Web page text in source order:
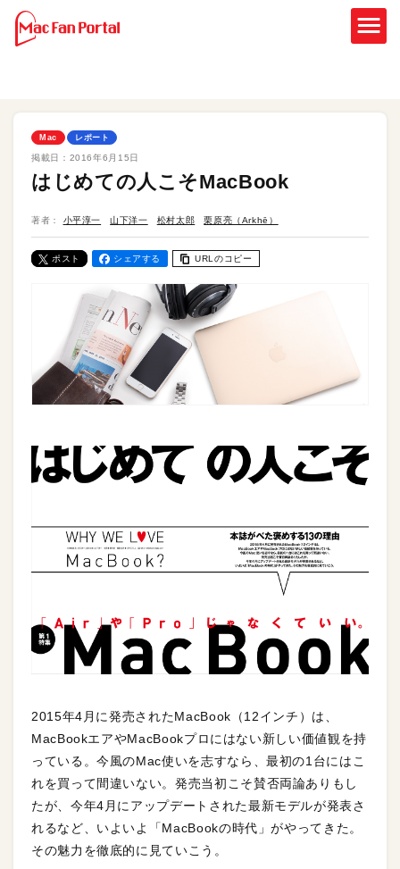
Mac レポート
掲載日： 2016年6月15日
はじめての人こそMacBook
著者： 小平淳一 山下洋一 松村太郎 栗原亮（Arkhē）
ポスト シェアする URLのコピー
2015年4月に発売されたMacBook（12インチ）は、
MacBookエアやMacBookプロにはない新しい価値観を持
っている。今風のMac使いを志すなら、最初の1台にはこ
れを買って間違いない。発売当初こそ賛否両論ありもし
たが、今年4月にアップデートされた最新モデルが発表さ
れるなど、いよいよ「MacBookの時代」がやってきた。
その魅力を徹底的に見ていこう。